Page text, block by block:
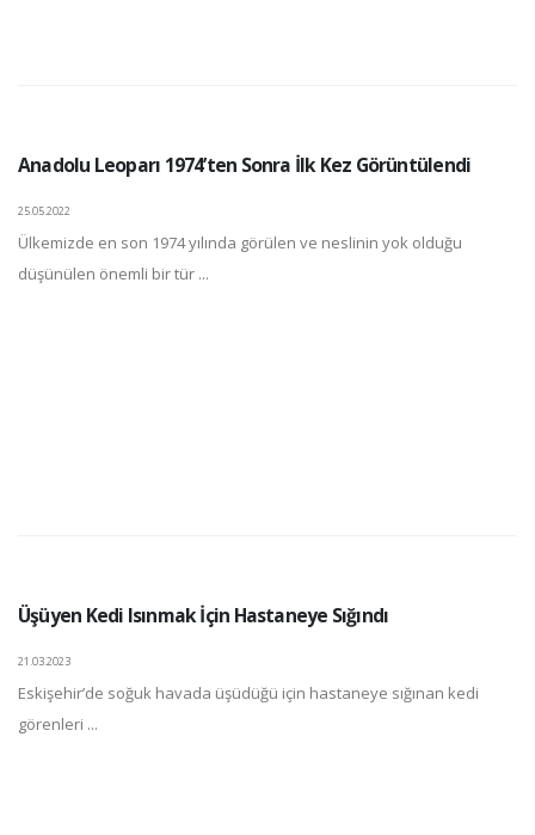
Anadolu Leoparı 1974’ten Sonra İlk Kez Görüntülendi
25.05.2022
Ülkemizde en son 1974 yılında görülen ve neslinin yok olduğu
düşünülen önemli bir tür ...
Üşüyen Kedi Isınmak İçin Hastaneye Sığındı
21.03.2023
Eskişehir’de soğuk havada üşüdüğü için hastaneye sığınan kedi
görenleri ...